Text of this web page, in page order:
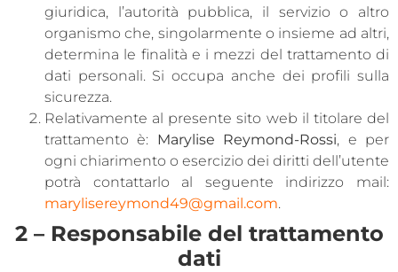
giuridica, l’autorità pubblica, il servizio o altro
organismo che, singolarmente o insieme ad altri,
determina le finalità e i mezzi del trattamento di
dati personali. Si occupa anche dei profili sulla
sicurezza.
Relativamente al presente sito web il titolare del
trattamento è: Marylise Reymond-Rossi, e per
ogni chiarimento o esercizio dei diritti dell’utente
potrà contattarlo al seguente indirizzo mail:
marylisereymond49@gmail.com.
2 – Responsabile del trattamento
dati